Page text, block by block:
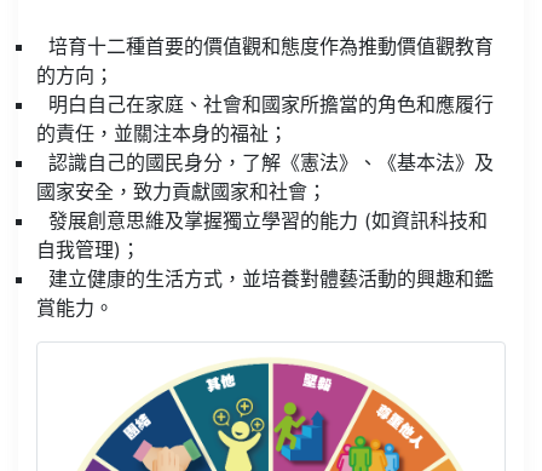
培育十二種首要的價值觀和態度作為推動價值觀教育
的方向；
明白自己在家庭、社會和國家所擔當的角色和應履行
的責任，並關注本身的福祉；
認識自己的國民身分，了解《憲法》、《基本法》及
國家安全，致力貢獻國家和社會；
發展創意思維及掌握獨立學習的能力 (如資訊科技和
自我管理)；
建立健康的生活方式，並培養對體藝活動的興趣和鑑
賞能力。